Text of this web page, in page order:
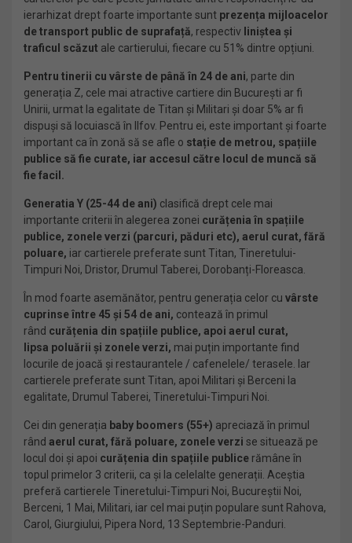
ierarhizat drept foarte importante sunt prezența mijloacelor
de transport public de suprafață, respectiv liniștea și
traficul scăzut ale cartierului, fiecare cu 51% dintre opțiuni.
Pentru tinerii cu vârste de până în 24 de ani, parte din
generația Z, cele mai atractive cartiere din București ar fi
Unirii, urmat la egalitate de Titan și Militari și doar 5% ar fi
dispuși să locuiască în Ilfov. Pentru ei, este important și foarte
important ca în zonă să se afle o stație de metrou, spațiile
publice să fie curate, iar accesul către locul de muncă să
fie facil.
Generatia Y (25-44 de ani) clasifică drept cele mai
importante criterii în alegerea zonei curățenia în spațiile
publice, zonele verzi (parcuri, păduri etc), aerul curat, fără
poluare, iar cartierele preferate sunt Titan, Tineretului-
Timpuri Noi, Dristor, Drumul Taberei, Dorobanți-Floreasca.
În mod foarte asemănător, pentru generația celor cu vârste
cuprinse între 45 și 54 de ani, contează în primul
rând curățenia din spațiile publice, apoi aerul curat,
lipsa poluării și zonele verzi, mai puțin importante find
locurile de joacă și restaurantele / cafenelele/ terasele. Iar
cartierele preferate sunt Titan, apoi Militari și Berceni la
egalitate, Drumul Taberei, Tineretului-Timpuri Noi.
Cei din generația baby boomers (55+) apreciază în primul
rând aerul curat, fără poluare, zonele verzi se situează pe
locul doi și apoi curățenia din spațiile publice rămâne în
topul primelor 3 criterii, ca și la celelalte generații. Aceștia
preferă cartierele Tineretului-Timpuri Noi, Bucureștii Noi,
Berceni, 1 Mai, Militari, iar cel mai puțin populare sunt Rahova,
Carol, Giurgiului, Pipera Nord, 13 Septembrie-Panduri.